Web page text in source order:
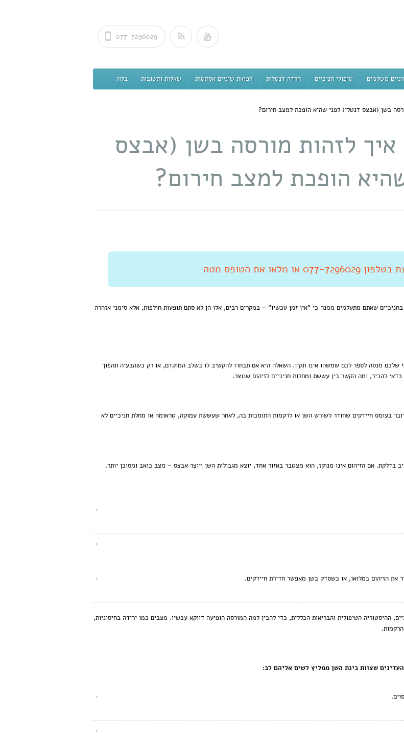
077-7296029
משקמים טיפולי חניכיים חרדה דנטלית רפואת שיניים אסתטית שאלות ותשובות בלוג
בשן (אבצס דנטלי) לפני שהיא הופכת למצב חירום?
לזהות מורסה בשן (אבצס
הופכת למצב חירום?
מלאו את הטופס מטה
שאתם מתעלמים ממנה כי "אין זמן עכשיו" – במקרים רבים, אלו הן לא סתם תופעות חולפות, אלא סימני אזהרה
מנסה לספר לכם שמשהו אינו תקין. השאלה היא אם תבחרו להקשיב לו בשלב המוקדם, או רק כשהבעיה תהפוך
להכיר, ומה הקשר בין עששת ומחלות חניכיים לזיהום שנוצר.
בעומס חיידקים שחודר לשורש השן או לרקמות התומכות בה, לאחר שעששת עמוקה, טראומה או מחלת חניכיים לא
אם הזיהום אינו מנוקז, הוא מצטבר באזור אחד, יוצא מגבולות השן ויוצר אבצס – מצב כואב ומסוכן יותר.
את הזיהום במלואו, או כשסדק בשן מאפשר חדירת חיידקים.
ההיסטוריה הטיפולית והבריאות הכללית, כדי להבין למה המורסה הופיעה דווקא עכשיו. מצבים כמו ירידה בחיסוניות,
שצוות בינת השן ממליץ לשים אליהם לב: